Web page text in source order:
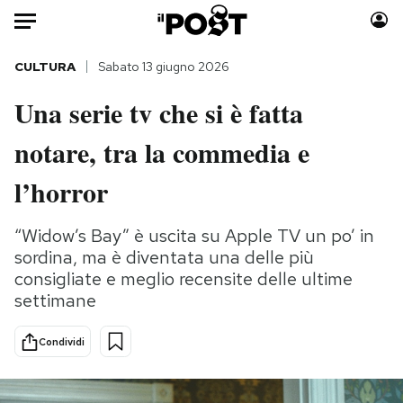
Auto
HOME
Italia
Politica
Tecnologia
Internet
Scienza
Cultura
Economia
Sport
Moda
Storie/Idee
Ok Boomer!
Media
CULTURA Sabato 13 giugno 2026
Una serie tv che si è fatta
notare, tra la commedia e
l’horror
“Widow’s Bay” è uscita su Apple TV un po’ in
sordina, ma è diventata una delle più
consigliate e meglio recensite delle ultime
settimane
Condividi